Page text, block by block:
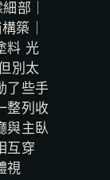
部｜
築｜
料 光
別太
了些手
整列收
與主臥
互穿
視